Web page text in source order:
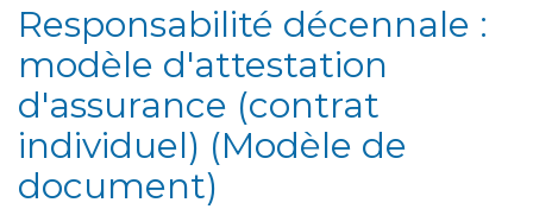
Responsabilité décennale :
modèle d'attestation
d'assurance (contrat
individuel) (Modèle de
document)